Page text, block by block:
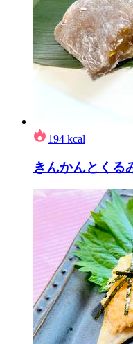
194 kcal
きんかんとくる